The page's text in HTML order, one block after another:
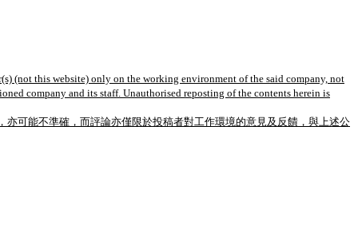
(not this website) only on the working environment of the said company, not
company and its staff. Unauthorised reposting of the contents herein is
可能不準確，而評論亦僅限於投稿者對工作環境的意見及反饋，與上述公